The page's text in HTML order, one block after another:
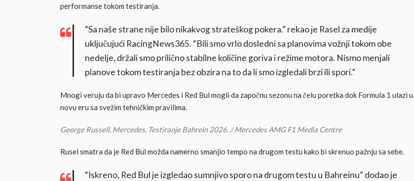
performanse tokom testiranja.
“Sa naše strane nije bilo nikakvog strateškog pokera.” rekao je Rasel za medije
uključujući RacingNews365. “Bili smo vrlo dosledni sa planovima vožnji tokom obe
nedelje, držali smo prilično stabilne količine goriva i režime motora. Nismo menjali
planove tokom testiranja bez obzira na to da li smo izgledali brzi ili spori.”
Mnogi veruju da bi upravo Mercedes i Red Bul mogli da započnu sezonu na čelu poretka dok Formula 1 ulazi u
novu eru sa svežim tehničkim pravilima.
George Russell, Mercedes, Testiranje Bahrein 2026. / Mercedes AMG F1 Media Centre
Rusel smatra da je Red Bul možda namerno smanjio tempo na drugom testu kako bi skrenuo pažnju sa sebe.
“Iskreno, Red Bul je izgledao sumnjivo sporo na drugom testu u Bahreinu” dodao je